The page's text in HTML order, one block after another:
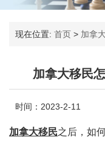
现在位置: 首页 > 加拿
加拿大移民
时间：2023-2-11
加拿大移民之后，如